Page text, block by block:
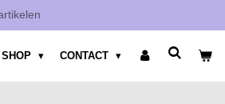
SHOP CONTACT